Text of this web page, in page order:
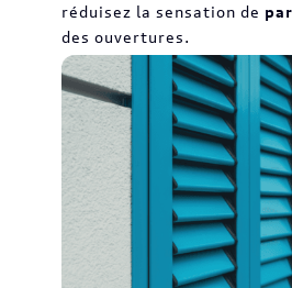
réduisez la sensation de
des ouvertures.